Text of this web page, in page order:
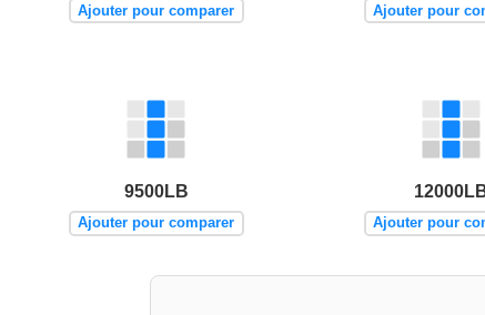
Ajouter pour comparer Ajouter pour
9500LB
Ajouter pour comparer Ajouter pour